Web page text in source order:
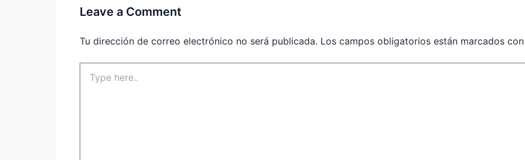
Leave a Comment
Tu dirección de correo electrónico no será publicada. Los campos obligatorios están marcados con
here..